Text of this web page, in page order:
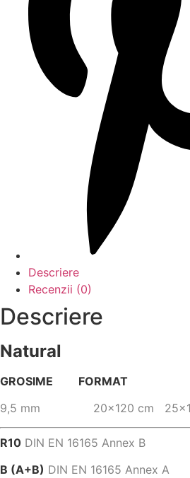
Descriere
Recenzii (0)
Descriere
Natural
GROSIME FORMAT
9,5 mm 20×120 cm
R10 DIN EN 16165 Annex B
B (A+B) DIN EN 16165 Annex A